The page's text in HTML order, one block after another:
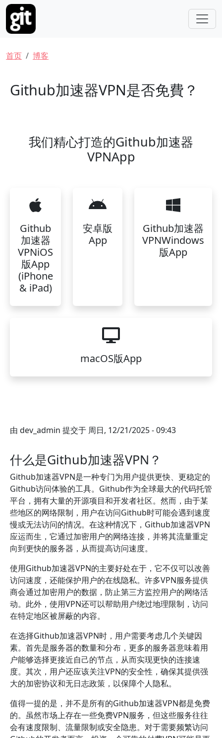
跳转到主要内容
面包屑
首页 博客
Github加速器VPN是否免費？
我们精心打造的Github加速器
VPNApp
Github
加速器
VPNiOS
版App
(iPhone
& iPad)
安卓版
App
Github加速器
VPNWindows
版App
macOS版App
由 dev_admin 提交于 周日, 12/21/2025 - 09:43
什么是Github加速器VPN？
Github加速器VPN是一种专门为用户提供更快、更稳定的
Github访问体验的工具。Github作为全球最大的代码托管
平台，拥有大量的开源项目和开发者社区。然而，由于某
些地区的网络限制，用户在访问Github时可能会遇到速度
慢或无法访问的情况。在这种情况下，Github加速器VPN
应运而生，它通过加密用户的网络连接，并将其流量重定
向到更快的服务器，从而提高访问速度。
使用Github加速器VPN的主要好处在于，它不仅可以改善
访问速度，还能保护用户的在线隐私。许多VPN服务提供
商会通过加密用户的数据，防止第三方监控用户的网络活
动。此外，使用VPN还可以帮助用户绕过地理限制，访问
在特定地区被屏蔽的内容。
在选择Github加速器VPN时，用户需要考虑几个关键因
素。首先是服务器的数量和分布，更多的服务器意味着用
户能够选择更接近自己的节点，从而实现更快的连接速
度。其次，用户还应该关注VPN的安全性，确保其提供强
大的加密协议和无日志政策，以保障个人隐私。
值得一提的是，并不是所有的Github加速器VPN都是免费
的。虽然市场上存在一些免费VPN服务，但这些服务往往
会有速度限制、流量限制或安全隐患。对于需要频繁访问